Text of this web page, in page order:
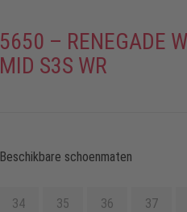
5650 – RENEGADE
MID S3S WR
Beschikbare schoenmaten
34 35 36 37